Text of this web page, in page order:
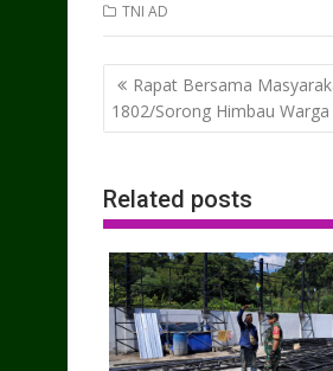
TNI AD
Post
navigation
Rapat Bersama
1802/Sorong Himbau
Related posts